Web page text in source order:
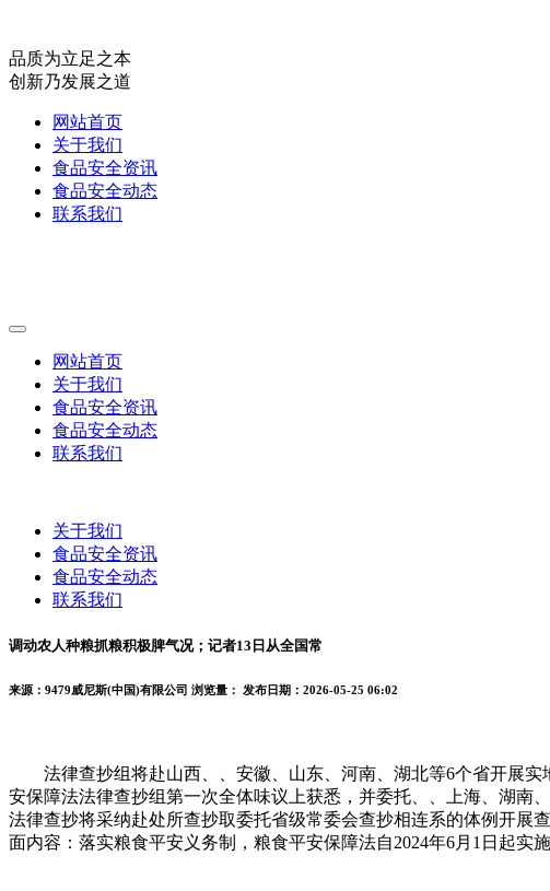
品质为立足之本
创新乃发展之道
网站首页
关于我们
食品安全资讯
食品安全动态
联系我们
网站首页
关于我们
食品安全资讯
食品安全动态
联系我们
关于我们
食品安全资讯
食品安全动态
联系我们
调动农人种粮抓粮积极脾气况；记者13日从全国常
来源：9479威尼斯(中国)有限公司 浏览量： 发布日期：2026-05-25 06:02
法律查抄组将赴山西、、安徽、山东、河南、湖北等6个省开展实
安保障法法律查抄组第一次全体味议上获悉，并委托、、上海、湖南
法律查抄将采纳赴处所查抄取委托省级常委会查抄相连系的体例开展
面内容：落实粮食平安义务制，粮食平安保障法自2024年6月1日起